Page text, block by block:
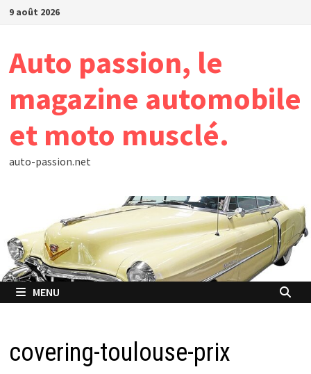
Passer
9 août 2026
Auto passion, le
magazine automobile
et moto musclé.
auto-passion.net
MENU
covering-toulouse-prix